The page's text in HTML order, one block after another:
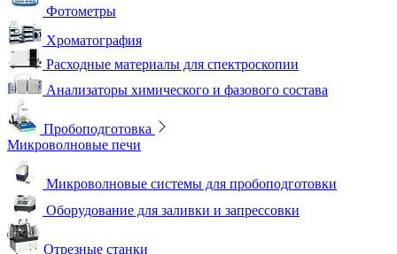
Фотометры
Хроматография
Расходные материалы для спектроскопии
Анализаторы химического и фазового состава
Пробоподготовка
Микроволновые печи
Микроволновые системы для пробоподготовки
Оборудование для заливки и запрессовки
Отрезные станки